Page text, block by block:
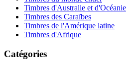
Timbres d'Australie et d'Océanie
Timbres des Caraïbes
Timbres de l'Amérique latine
Timbres d'Afrique
Catégories